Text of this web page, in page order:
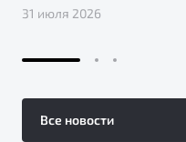
31 июля 2026
Все новости